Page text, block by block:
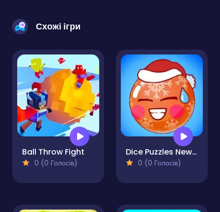
Схожі ігри
Ball Throw Fight
0 (0 Голосів)
Dice Puzzles New Year
0 (0 Голосів)